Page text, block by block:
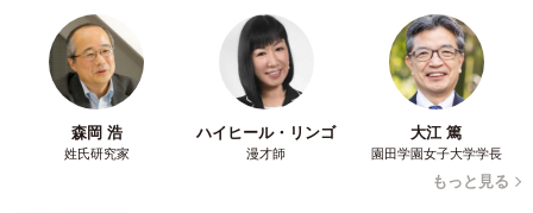
を落とす洗濯方法とは別に、血液などタンパク質系の汚れ
を落とす特別な方法で洗濯を行います」
ーーもし宿泊先のホテルでシーツなどを汚してしまった場
合、下洗いした方がいいのか、それとも触らずにプロにお
森岡 浩
姓氏研究家
ハイヒール・リンゴ
漫才師
大江 篤
園田学園女子大学学長
もっと見る